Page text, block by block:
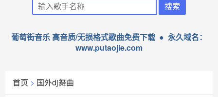
葡萄街音乐 高音质/无损格式歌曲免费下载 ● 永久域名：
www.putaojie.com
首页 > 国外dj舞曲